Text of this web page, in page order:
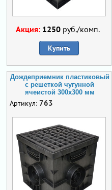
Акция: 1250 руб./комп.
Купить
Дождеприемник пластиковый
с решеткой чугунной
ячеистой 300х300 мм
Артикул: 763